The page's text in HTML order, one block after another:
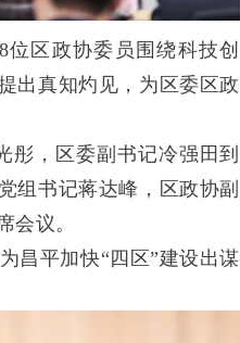
区政协委员围绕科技创
出真知灼见，为区委区政
，区委副书记冷强田到
组书记蒋达峰，区政协副
会议。
昌平加快“四区”建设出谋